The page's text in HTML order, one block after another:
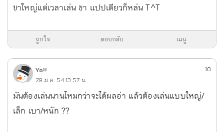
ขาใหญ่แต่เวลาเล่น ขา แปปเดียวก็หล่น T^T
ถูกใจ ตอบกลับ เมนู
Yo!!
29 ม.ค. 54 13:57 น.
10
มันต้องเล่นนานไหมกว่าจะได้ผลอ่า แล้วต้องเล่นแบบใหญ่/
เล็ก เบา/หนัก ??